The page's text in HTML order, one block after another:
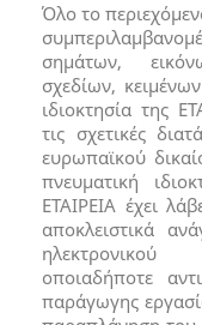
Όλο το
σημάτων,
σχεδίων,
ιδιοκτησία της
τις σχετικές
ευρωπαϊκού
πνευματική
ΕΤΑΙΡΕΙΑ έχει
αποκλειστικά
ηλεκτρονικού
οποιαδήποτε
παράγωγης